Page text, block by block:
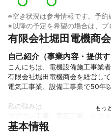
※空き状況は参考情報です。予約
※以降の予定を希望の場合は、プ
有限会社堀田電機商
自己紹介（事業内容・提供す
こんにちは、電機設備施工事業
有限会社堀田電機商会を経営して
電気工事業、設備工事業で50年
私の強みは
出来る事
基本情報